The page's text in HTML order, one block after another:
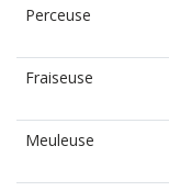
Perceuse
Fraiseuse
Meuleuse